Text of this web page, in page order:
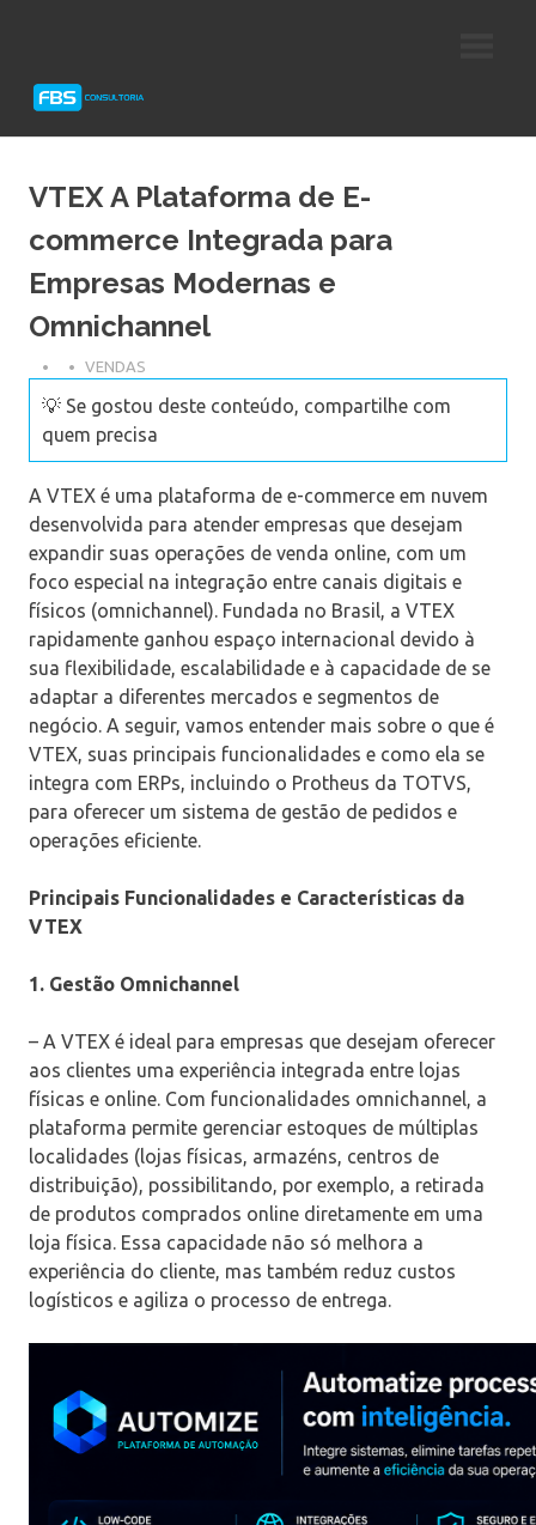
Protheus
VTEX A Plataforma de E-
commerce Integrada para
Empresas Modernas e
Omnichannel
VENDAS
💡 Se gostou deste conteúdo, compartilhe com
quem precisa
A VTEX é uma plataforma de e-commerce em nuvem
desenvolvida para atender empresas que desejam
expandir suas operações de venda online, com um
foco especial na integração entre canais digitais e
físicos (omnichannel). Fundada no Brasil, a VTEX
rapidamente ganhou espaço internacional devido à
sua flexibilidade, escalabilidade e à capacidade de se
adaptar a diferentes mercados e segmentos de
negócio. A seguir, vamos entender mais sobre o que é
VTEX, suas principais funcionalidades e como ela se
integra com ERPs, incluindo o Protheus da TOTVS,
para oferecer um sistema de gestão de pedidos e
operações eficiente.
Principais Funcionalidades e Características da
VTEX
1. Gestão Omnichannel
– A VTEX é ideal para empresas que desejam oferecer
aos clientes uma experiência integrada entre lojas
físicas e online. Com funcionalidades omnichannel, a
plataforma permite gerenciar estoques de múltiplas
localidades (lojas físicas, armazéns, centros de
distribuição), possibilitando, por exemplo, a retirada
de produtos comprados online diretamente em uma
loja física. Essa capacidade não só melhora a
experiência do cliente, mas também reduz custos
logísticos e agiliza o processo de entrega.